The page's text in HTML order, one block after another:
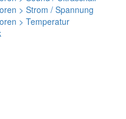
> Strom / Spannung
> Temperatur